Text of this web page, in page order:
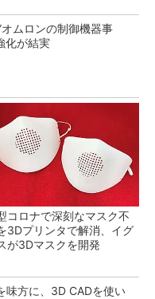
ムロンの制御機器事
化が結実
コロナで深刻なマスク不
3Dプリンタで解消、イグ
が3Dマスクを開発
味方に、3D CADを使い